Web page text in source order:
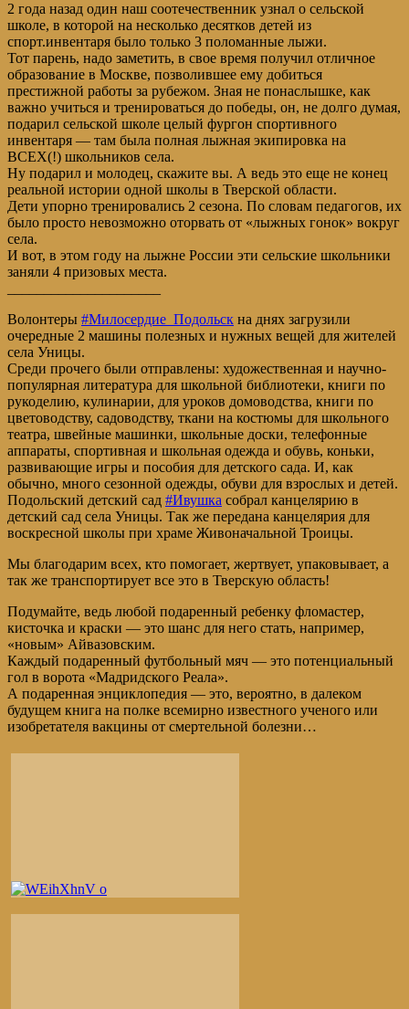
2 года назад один наш соотечественник узнал о сельской
школе, в которой на несколько десятков детей из
спорт.инвентаря было только 3 поломанные лыжи.
Тот парень, надо заметить, в свое время получил отличное
образование в Москве, позволившее ему добиться
престижной работы за рубежом. Зная не понаслышке, как
важно учиться и тренироваться до победы, он, не долго думая,
подарил сельской школе целый фургон спортивного
инвентаря — там была полная лыжная экипировка на
ВСЕХ(!) школьников села.
Ну подарил и молодец, скажите вы. А ведь это еще не конец
реальной истории одной школы в Тверской области.
Дети упорно тренировались 2 сезона. По словам педагогов, их
было просто невозможно оторвать от «лыжных гонок» вокруг
села.
И вот, в этом году на лыжне России эти сельские школьники
заняли 4 призовых места.
Волонтеры #Милосердие_Подольск на днях загрузили
очередные 2 машины полезных и нужных вещей для жителей
села Уницы.
Среди прочего были отправлены: художественная и научно-
популярная литература для школьной библиотеки, книги по
рукоделию, кулинарии, для уроков домоводства, книги по
цветоводству, садоводству, ткани на костюмы для школьного
театра, швейные машинки, школьные доски, телефонные
аппараты, спортивная и школьная одежда и обувь, коньки,
развивающие игры и пособия для детского сада. И, как
обычно, много сезонной одежды, обуви для взрослых и детей.
Подольский детский сад #Ивушка собрал канцелярию в
детский сад села Уницы. Так же передана канцелярия для
воскресной школы при храме Живоначальной Троицы.
Мы благодарим всех, кто помогает, жертвует, упаковывает, а
так же транспортирует все это в Тверскую область!
Подумайте, ведь любой подаренный ребенку фломастер,
кисточка и краски — это шанс для него стать, например,
«новым» Айвазовским.
Каждый подаренный футбольный мяч — это потенциальный
гол в ворота «Мадридского Реала».
А подаренная энциклопедия — это, вероятно, в далеком
будущем книга на полке всемирно известного ученого или
изобретателя вакцины от смертельной болезни…